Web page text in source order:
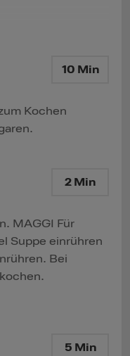
10 Min
Kochen
2 Min
MAGGI Für
Suppe einrühren
Bei
5 Min